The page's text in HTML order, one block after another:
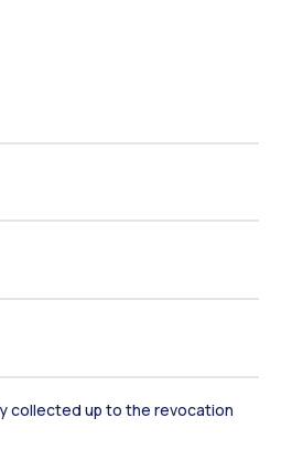
Service
collected up to the revocation